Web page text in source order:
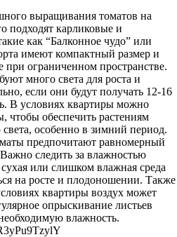
выращивания томатов на
подходят карликовые и
как “Балконное чудо” или
имеют компактный размер и
при ограниченном пространстве.
много света для роста и
если они будут получать 12-16
В условиях квартиры можно
чтобы обеспечить растениям
особенно в зимний период.
предпочитают равномерный
следить за влажностью
или слишком влажная среда
на росте и плодоношении. Также
квартиры воздух может
опрыскивание листьев
влажность.